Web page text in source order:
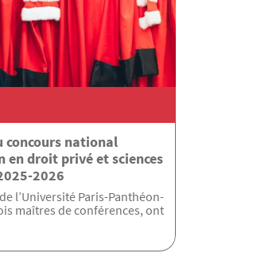
concours national
en droit privé et sciences
2026
l’Université Paris-Panthéon-
maîtres de conférences, ont